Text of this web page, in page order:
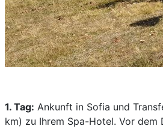
1. Tag: Ankunft in Sofia und
km) zu Ihrem Spa-Hotel. Vor